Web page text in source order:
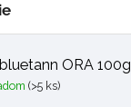
ORA 100g
(>5 ks)